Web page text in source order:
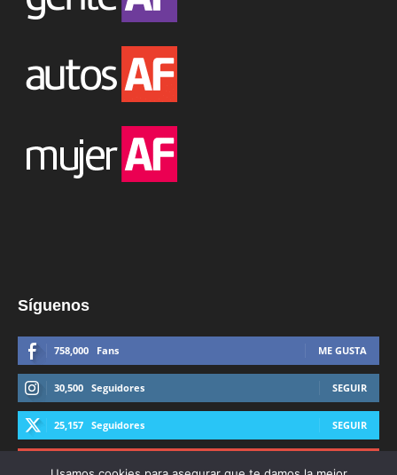
Síguenos
758,000 Fans ME GUSTA
30,500 Seguidores SEGUIR
25,157 Seguidores SEGUIR